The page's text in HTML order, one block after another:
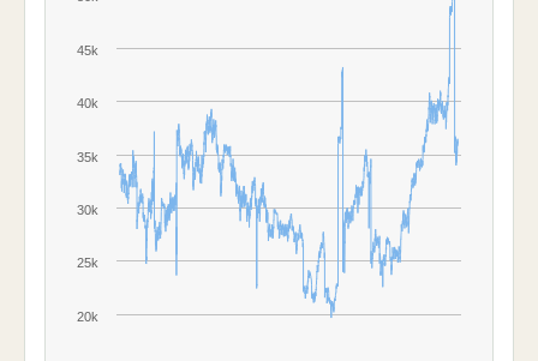
20k
25k
30k
35k
40k
45k